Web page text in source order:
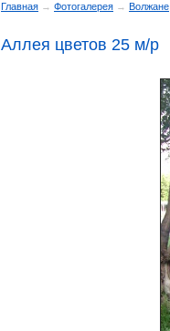
Главная → Фотогалерея → Волжане
Аллея цветов 25 м/р